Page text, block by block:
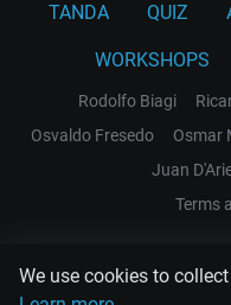
We use cookies to
TANDA QUIZ
WORKSHOPS
Rodolfo Biagi
Osvaldo Fresedo
Osmar
Juan
Terms
EL